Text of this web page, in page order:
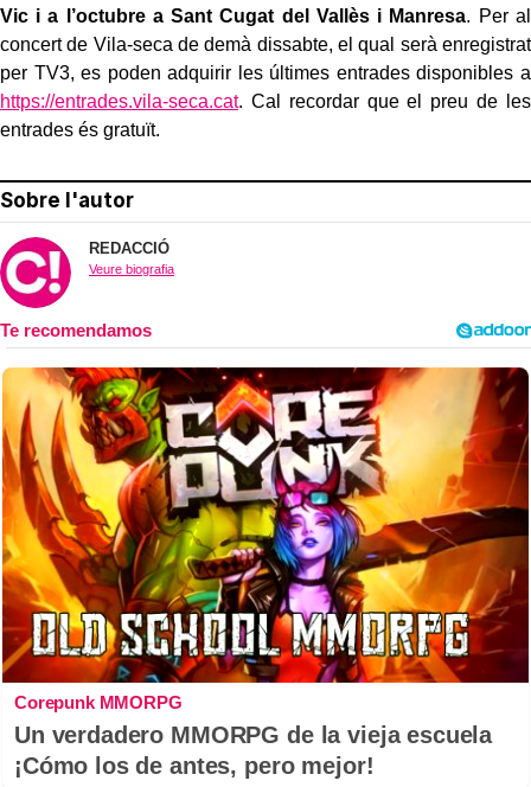
Vic i a l’octubre a Sant Cugat del Vallès i Manresa. Per al
concert de Vila-seca de demà dissabte, el qual serà enregistrat
per TV3, es poden adquirir les últimes entrades disponibles a
https://entrades.vila-seca.cat. Cal recordar que el preu de les
entrades és gratuït.
Sobre l'autor
REDACCIÓ
Veure biografia
Corepunk MMORPG
Un verdadero MMORPG de la vieja escuela
¡Cómo los de antes, pero mejor!